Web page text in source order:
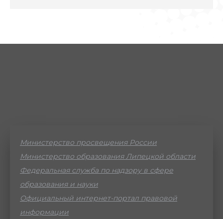
Министерство просвещения России
Министерство образования Липецкой области
Федеральная служба по надзору в сфере
образования и науки
Официальный интернет-портал правовой
информации